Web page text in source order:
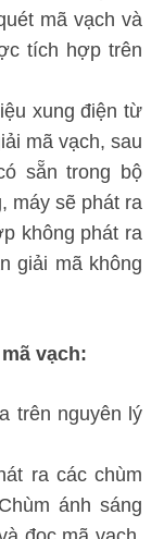
mã vạch và
tích hợp trên
xung điện từ
mã vạch, sau
sẵn trong bộ
máy sẽ phát ra
không phát ra
giải mã không
vạch:
trên nguyên lý
ra các chùm
ánh sáng